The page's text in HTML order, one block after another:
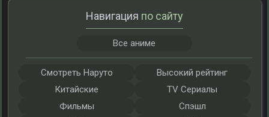
Навигация по сайту
Все аниме
Смотреть Наруто
Высокий рейтинг
Китайские
TV Сериалы
Фильмы
Спэшл